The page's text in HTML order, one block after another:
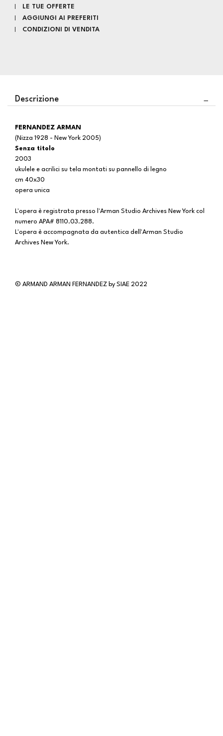
LE TUE OFFERTE
AGGIUNGI AI PREFERITI
CONDIZIONI DI VENDITA
Descrizione
FERNANDEZ ARMAN
(Nizza 1928 - New York 2005)
Senza titolo
2003
ukulele e acrilici su tela montati su pannello di legno
cm 40x30
opera unica
L'opera è registrata presso l'Arman Studio Archives New York col
numero APA# 8110.03.288.
L'opera è accompagnata da autentica dell'Arman Studio
Archives New York.
© ARMAND ARMAN FERNANDEZ by SIAE 2022